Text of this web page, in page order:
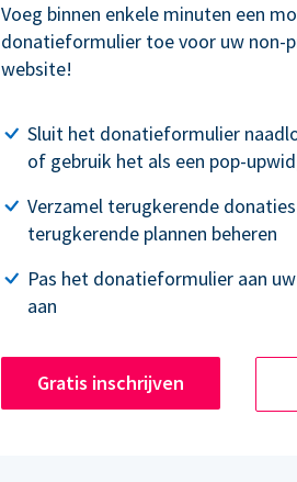
Voeg binnen enkele minuten een
donatieformulier toe voor uw non-
website!
Sluit het donatieformulier
of gebruik het als een pop-
Verzamel terugkerende
terugkerende plannen beheren
Pas het donatieformulier aan
aan
Gratis inschrijven